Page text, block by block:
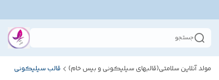
جستجو
مولد آنلاین سلامتی(قالبهای سیلیکونی و بیس خام) قالب سیلیکونی